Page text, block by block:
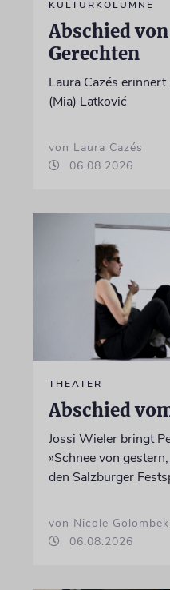
KULTURKOLUMNE
Abschied
Gerechten
Laura Cazés
(Mia) Latković
von Laura Cazés
06.08.2026
THEATER
Abschied
Jossi Wieler bringt
»Schnee von
den Salzburger
von Nicole Golombek
06.08.2026